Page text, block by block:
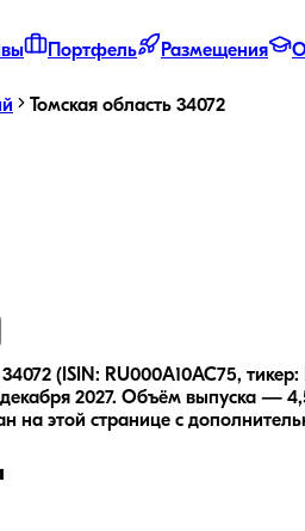
Портфель Размещения
Томская область 34072
(ISIN: RU000A10AC75,
2027. Объём выпуска —
на этой странице с